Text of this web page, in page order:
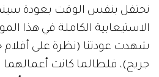
نحتفل بنفس الوقت بعودة
الاستيعابية الكاملة في هذا
شهدت عودتنا (نظرة على أفلام
جريج)، فلطالما كانت